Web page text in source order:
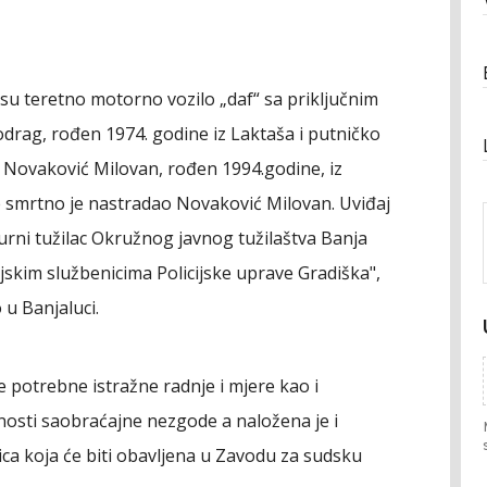
teretno motorno vozilo „daf“ sa priključnim
rođen 1974. godine iz Laktaša i putničko
Milovan, rođen 1994.godine, iz
je nastradao Novaković Milovan. Uviđaj
tužilac Okružnog javnog tužilaštva Banja
službenicima Policijske uprave Gradiška",
Banjaluci.
potrebne istražne radnje i mjere kao i
saobraćajne nezgode a naložena je i
koja će biti obavljena u Zavodu za sudsku